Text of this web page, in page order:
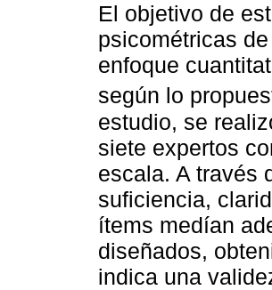
El objetivo de
psicométricas
enfoque
según lo
estudio, se
siete expertos
escala. A través
suficiencia,
ítems medían
diseñados,
indica una